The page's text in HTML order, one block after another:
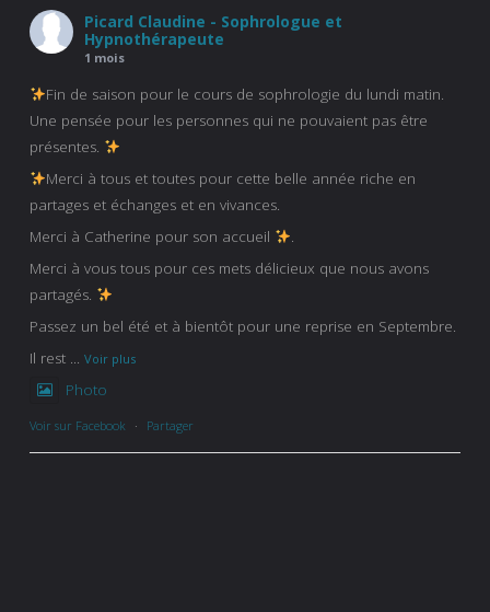
Picard Claudine - Sophrologue et
Hypnothérapeute
1 mois
Fin de saison pour le cours de sophrologie du lundi matin.
Une pensée pour les personnes qui ne pouvaient pas être
présentes.
Merci à tous et toutes pour cette belle année riche en
partages et échanges et en vivances.
Merci à Catherine pour son accueil
.
Merci à vous tous pour ces mets délicieux que nous avons
partagés.
Passez un bel été et à bientôt pour une reprise en Septembre.
Il rest ... Voir plus
Photo
Voir sur Facebook · Partager